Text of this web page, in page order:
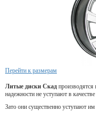
Перейти к размерам
Литые диски Скад производятся
надежности не уступают в
Зато они существенно уступают